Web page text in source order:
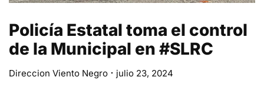
Policía Estatal toma el control
de la Municipal en #SLRC
Direccion Viento Negro julio 23, 2024